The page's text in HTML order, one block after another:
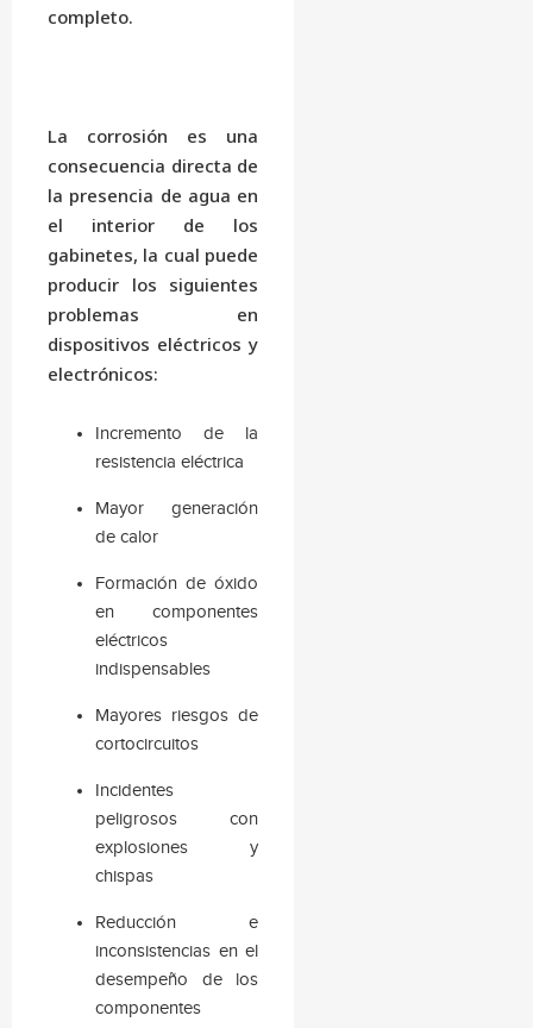
completo.
La corrosión es una
consecuencia directa de
la presencia de agua en
el interior de los
gabinetes, la cual puede
producir los siguientes
problemas en
dispositivos eléctricos y
electrónicos:
Incremento de la
resistencia eléctrica
Mayor generación
de calor
Formación de óxido
en componentes
eléctricos
indispensables
Mayores riesgos de
cortocircuitos
Incidentes
peligrosos con
explosiones y
chispas
Reducción e
inconsistencias en el
desempeño de los
componentes